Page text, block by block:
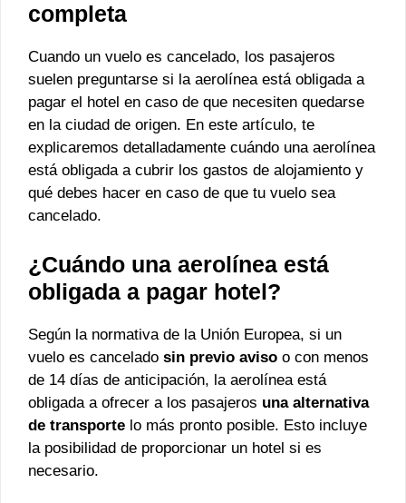
completa
Cuando un vuelo es cancelado, los pasajeros
suelen preguntarse si la aerolínea está obligada a
pagar el hotel en caso de que necesiten quedarse
en la ciudad de origen. En este artículo, te
explicaremos detalladamente cuándo una aerolínea
está obligada a cubrir los gastos de alojamiento y
qué debes hacer en caso de que tu vuelo sea
cancelado.
¿Cuándo una aerolínea está
obligada a pagar hotel?
Según la normativa de la Unión Europea, si un
vuelo es cancelado sin previo aviso o con menos
de 14 días de anticipación, la aerolínea está
obligada a ofrecer a los pasajeros una alternativa
de transporte lo más pronto posible. Esto incluye
la posibilidad de proporcionar un hotel si es
necesario.